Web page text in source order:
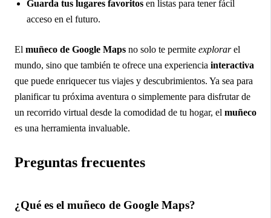
Guarda tus lugares favoritos en listas para tener fácil
acceso en el futuro.
El muñeco de Google Maps no solo te permite explorarel
mundo, sino que también te ofrece una experiencia interactiva
que puede enriquecer tus viajes y descubrimientos. Ya sea para
planificar tu próxima aventura o simplemente para disfrutar de
un recorrido virtual desde la comodidad de tu hogar, el muñeco
es una herramienta invaluable.
Preguntas frecuentes
¿Qué es el muñeco de Google Maps?